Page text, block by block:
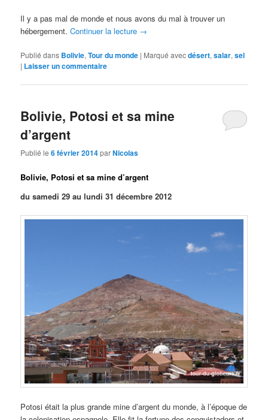
Il y a pas mal de monde et nous avons du mal à trouver un
hébergement.Continuer la lecture →
Publié dans Bolivie,Tour du monde | Marqué avecdésert,salar,sel
| Laisser un commentaire
Bolivie, Potosi et sa mine
d’argent
Publié le6 février 2014parNicolas
Bolivie, Potosi et sa mine d’argent
du samedi 29 au lundi 31 décembre 2012
Potosi était la plus grande mine d’argent du monde, à l’époque de